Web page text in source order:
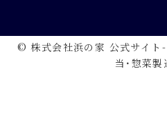
© 株式会社浜の家 公式サイト
当･惣菜製